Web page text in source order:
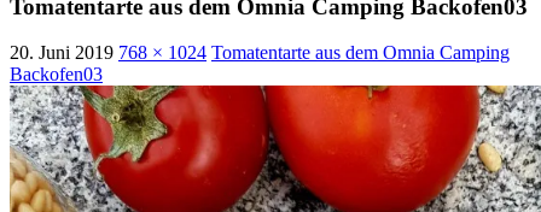
Tomatentarte aus dem Omnia Camping Backofen03
20. Juni 2019 768 × 1024 Tomatentarte aus dem Omnia Camping
Backofen03